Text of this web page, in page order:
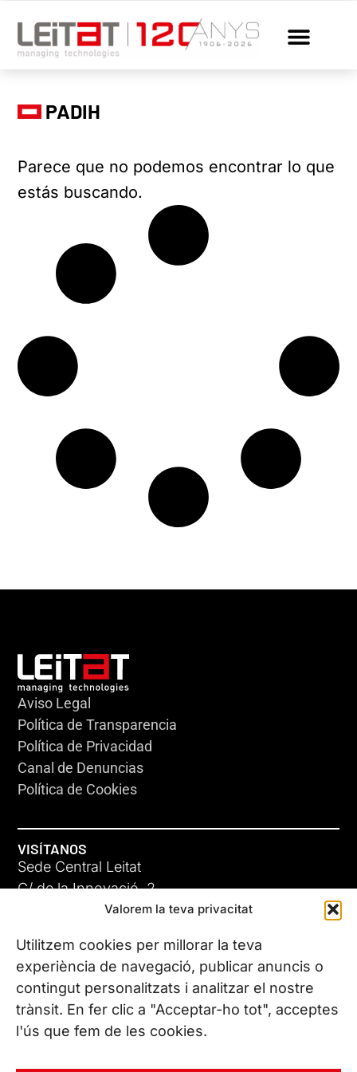
Valorem la teva privacitat
Utilitzem cookies per millorar la teva
experiència de navegació, publicar anuncis o
contingut personalitzats i analitzar el nostre
trànsit. En fer clic a "Acceptar-ho tot", acceptes
l'ús que fem de les cookies.
PADIH
Parece que no podemos encontrar lo que
estás buscando.
Aviso Legal
Política de Transparencia
Política de Privacidad
Canal de Denuncias
Política de Cookies
VISÍTANOS
Sede Central Leitat
C/ de la Innovació, 2
08225 Terrassa, (Barcelona)
Conoce todas nuestras sedes
CONTÁCTANOS
Tel. (+34) 937 882 300